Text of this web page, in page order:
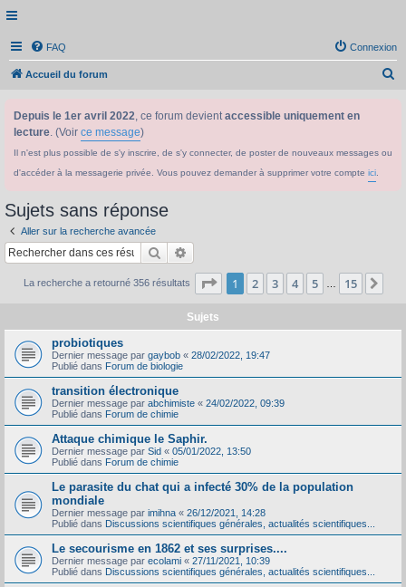
FAQ Connexion
Accueil du forum
Depuis le 1er avril 2022, ce forum devientaccessible uniquement en
lecture. (Voir ce message)
Il n'est plus possible de s'y inscrire, de s'y connecter, de poster de nouveaux messages ou
d'accéder à la messagerie privée. Vous pouvez demander à supprimer votre compte ici
Sujets sans réponse
Aller sur la recherche avancée
Rechercher
La recherche a retourné 356 résultats Page 1sur15
1 2 3 4 5 15
Sujets
probiotiques
Dernier message par gaybob « 28/02/2022, 19:47
Publié dans Forum de biologie
transition électronique
Dernier message par abchimiste « 24/02/2022, 09:39
Publié dans Forum de chimie
Attaque chimique le Saphir.
Dernier message par Sid « 05/01/2022, 13:50
Publié dans Forum de chimie
Le parasite du chat qui a infecté 30% de la population
mondiale
Dernier message par imihna « 26/12/2021, 14:28
Publié dans Discussions scientifiques générales, actualités scientifiques...
Le secourisme en 1862 et ses surprises....
Dernier message par ecolami « 27/11/2021, 10:39
Publié dans Discussions scientifiques générales, actualités scientifiques...